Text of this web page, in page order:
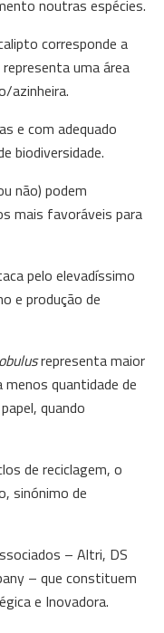
noutras espécies.
corresponde a
uma área
azinheira.
e com adequado
biodiversidade.
não) podem
mais favoráveis para
pelo elevadíssimo
e produção de
representa maior
quantidade de
quando
de reciclagem, o
sinónimo de
– Altri, DS
– que constituem
e Inovadora.